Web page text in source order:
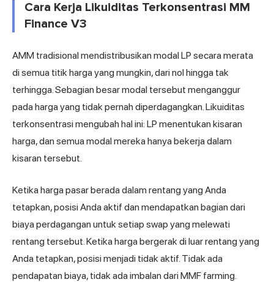
Cara Kerja Likuiditas Terkonsentrasi MM
Finance V3
AMM tradisional mendistribusikan modal LP secara merata
di semua titik harga yang mungkin, dari nol hingga tak
terhingga. Sebagian besar modal tersebut menganggur
pada harga yang tidak pernah diperdagangkan. Likuiditas
terkonsentrasi mengubah hal ini: LP menentukan kisaran
harga, dan semua modal mereka hanya bekerja dalam
kisaran tersebut.
Ketika harga pasar berada dalam rentang yang Anda
tetapkan, posisi Anda aktif dan mendapatkan bagian dari
biaya perdagangan untuk setiap swap yang melewati
rentang tersebut. Ketika harga bergerak di luar rentang yang
Anda tetapkan, posisi menjadi tidak aktif. Tidak ada
pendapatan biaya, tidak ada imbalan dari MMF farming.